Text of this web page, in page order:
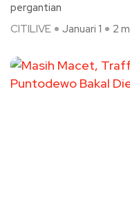
pergantian
CITILIVE
Januari 1 2